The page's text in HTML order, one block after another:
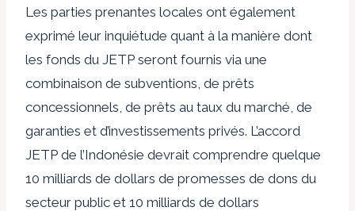
Les parties prenantes locales ont également
exprimé leur inquiétude quant à la manière dont
les fonds du JETP seront fournis via une
combinaison de subventions, de prêts
concessionnels, de prêts au taux du marché, de
garanties et d’investissements privés. L’accord
JETP de l’Indonésie devrait comprendre quelque
10 milliards de dollars de promesses de dons du
secteur public et 10 milliards de dollars